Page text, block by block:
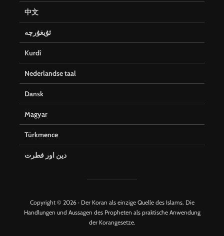
中文
ئۇيغۇرچە
Kurdî
Nederlandse taal
Dansk
Magyar
Türkmence
دین اور فطرت
Copyright © 2026 · Der Koran als einzige Quelle des Islams. Die
Handlungen und Aussagen des Propheten als praktische Anwendung
der Korangesetze.